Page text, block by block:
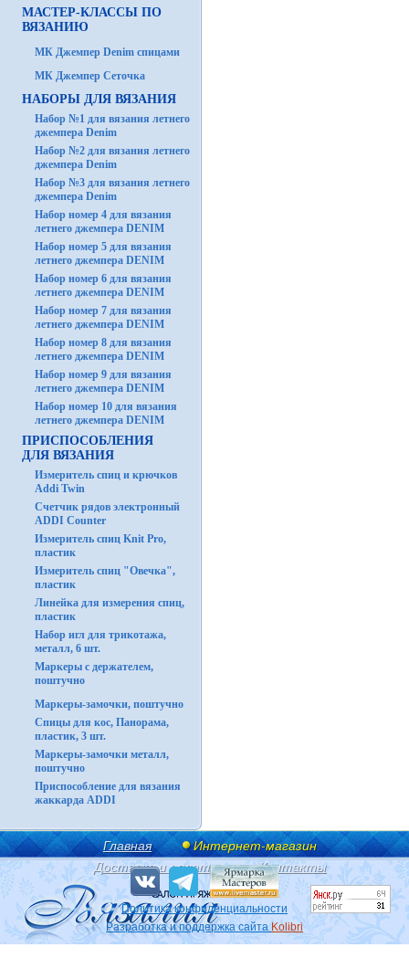
МАСТЕР-КЛАССЫ ПО
ВЯЗАНИЮ
МК Джемпер Denim спицами
МК Джемпер Сеточка
НАБОРЫ ДЛЯ ВЯЗАНИЯ
Набор №1 для вязания летнего
джемпера Denim
Набор №2 для вязания летнего
джемпера Denim
Набор №3 для вязания летнего
джемпера Denim
Набор номер 4 для вязания
летнего джемпера DENIM
Набор номер 5 для вязания
летнего джемпера DENIM
Набор номер 6 для вязания
летнего джемпера DENIM
Набор номер 7 для вязания
летнего джемпера DENIM
Набор номер 8 для вязания
летнего джемпера DENIM
Набор номер 9 для вязания
летнего джемпера DENIM
Набор номер 10 для вязания
летнего джемпера DENIM
ПРИСПОСОБЛЕНИЯ
ДЛЯ ВЯЗАНИЯ
Измеритель спиц и крючков
Addi Twin
Счетчик рядов электронный
ADDI Counter
Измеритель спиц Knit Pro,
пластик
Измеритель спиц "Овечка",
пластик
Линейка для измерения спиц,
пластик
Набор игл для трикотажа,
металл, 6 шт.
Маркеры с держателем,
поштучно
Маркеры-замочки, поштучно
Спицы для кос, Панорама,
пластик, 3 шт.
Маркеры-замочки металл,
поштучно
Приспособление для вязания
жаккарда ADDI
Главная
Интернет-магазин
Доставка и оплата
Контакты
Политика конфиденциальности
Разработка и поддержка сайта Kolibri